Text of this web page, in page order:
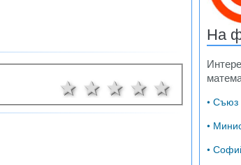
5
4 звезди
3 звезди
2 звезди
1 звезда
На
• Съюз
•
•